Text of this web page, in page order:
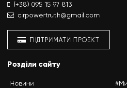
(+38) 095 15 97 813
cirpowertruth@gmail.com
ПІДТРИМАТИ ПРОЕКТ
Розділи сайту
Новини